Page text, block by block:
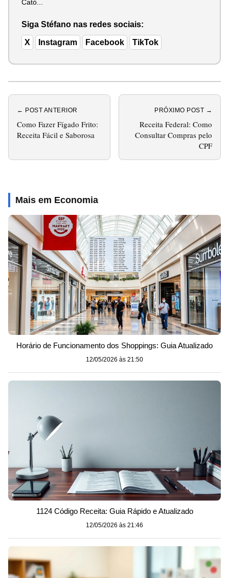
Cató...
Siga Stéfano nas redes sociais:
X Instagram Facebook TikTok
← POST ANTERIOR
Como Fazer Fígado Frito:
Receita Fácil e Saborosa
PRÓXIMO POST →
Receita Federal: Como
Consultar Compras pelo
CPF
Mais em Economia
Horário de Funcionamento dos Shoppings: Guia Atualizado
12/05/2026 às 21:50
1124 Código Receita: Guia Rápido e Atualizado
12/05/2026 às 21:46